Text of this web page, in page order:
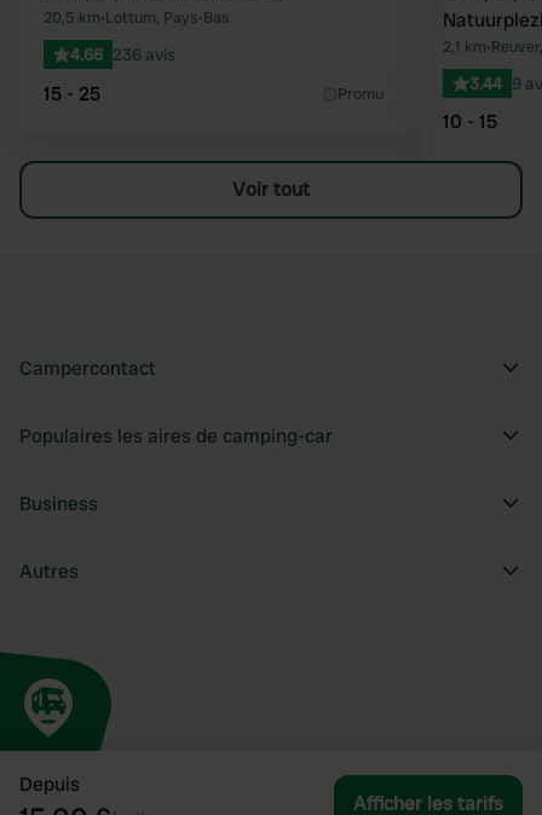
Depuis
Afficher les tarifs
Préféré
20,5 km•Lottum, Pays-Bas
4.66 236 avis
15 - 25 Promu
2,1 km•
3.44 9
10 - 15
Voir tout
Campercontact
Populaires les aires de camping-car
Business
Autres